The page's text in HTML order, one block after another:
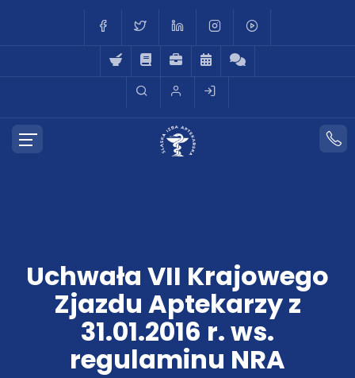
Uchwała VII Krajowego
Zjazdu Aptekarzy z
31.01.2016 r. ws.
regulaminu NRA